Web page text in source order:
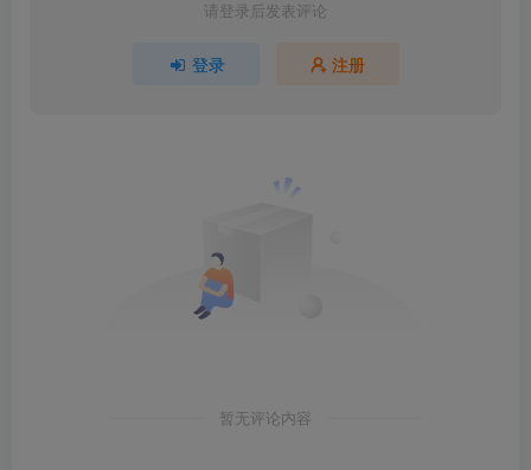
请登录后发表评论
登录 注册
暂无评论内容